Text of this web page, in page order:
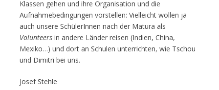
Klassen gehen und ihre Organisation und die
Aufnahmebedingungen vorstellen: Vielleicht wollen ja
auch unsere SchülerInnen nach der Matura als
Volunteers in andere Länder reisen (Indien, China,
Mexiko…) und dort an Schulen unterrichten, wie Tschou
und Dimitri bei uns.
Josef Stehle